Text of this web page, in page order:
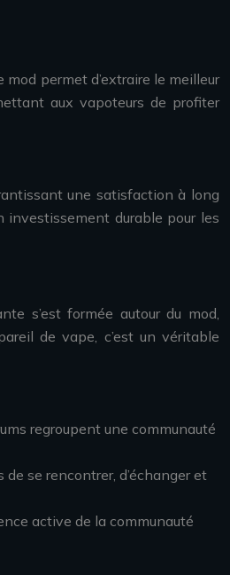
permet d’extraire le meilleur
aux vapoteurs de profiter
une satisfaction à long
durable pour les
s’est formée autour du mod,
de vape, c’est un véritable
regroupent une communauté
se rencontrer, d’échanger et
active de la communauté